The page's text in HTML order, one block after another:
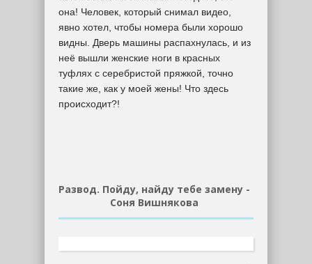
она! Человек, который снимал видео,
явно хотел, чтобы номера были хорошо
видны. Дверь машины распахнулась, и из
неё вышли женские ноги в красных
туфлях с серебристой пряжкой, точно
такие же, как у моей жены! Что здесь
происходит?!
Развод. Пойду, найду тебе замену -
Соня Вишнякова